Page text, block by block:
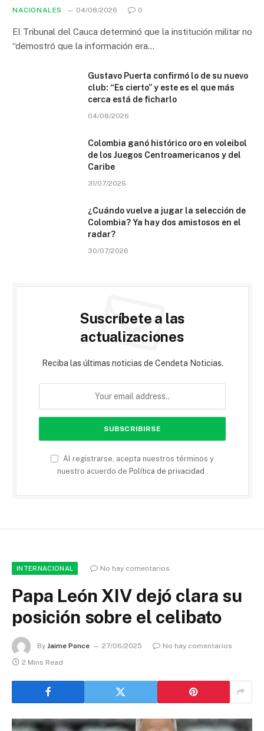
NACIONALES 04/08/2026 0
El Tribunal del Cauca determinó que la institución militar no
“demostró que la información era…
Gustavo Puerta confirmó lo de su nuevo
club: “Es cierto” y este es el que más
cerca está de ficharlo
04/08/2026
Colombia ganó histórico oro en voleibol
de los Juegos Centroamericanos y del
Caribe
31/07/2026
¿Cuándo vuelve a jugar la selección de
Colombia? Ya hay dos amistosos en el
radar?
30/07/2026
Suscríbete a las
actualizaciones
Reciba las últimas noticias de Cendeta Noticias.
Al registrarse, acepta nuestros términos y
nuestro acuerdo de Política de privacidad
INTERNACIONAL No hay comentarios
Papa León XIV dejó clara su
posición sobre el celibato
By Jaime Ponce 27/06/2025
No hay comentarios
2 Mins Read